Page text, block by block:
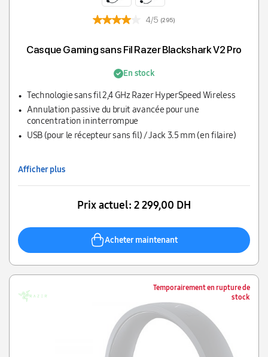
4/5 (295)
Casque Gaming sans Fil Razer Blackshark V2 Pro
En stock
Technologie sans fil 2,4 GHz Razer HyperSpeed Wireless
Annulation passive du bruit avancée pour une
concentration ininterrompue
USB (pour le récepteur sans fil) / Jack 3.5 mm (en filaire)
Afficher plus
Prix actuel: 2 299,00 DH
Acheter maintenant
Temporairement en rupture de
stock